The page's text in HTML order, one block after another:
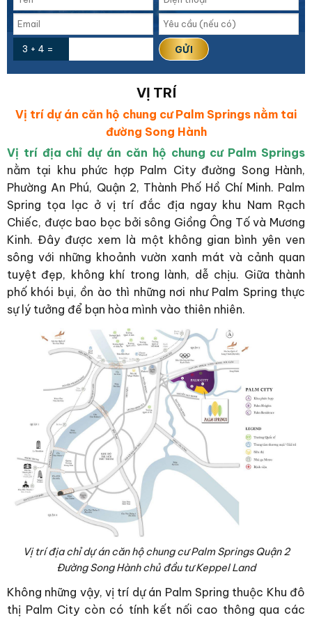
3 + 4 =
VỊ TRÍ
Vị trí dự án căn hộ chung cư Palm Springs nằm tai
đường Song Hành
Vị trí địa chỉ dự án căn hộ chung cư Palm Springs
nằm tại khu phức hợp Palm City đường Song Hành,
Phường An Phú, Quận 2, Thành Phố Hồ Chí Minh. Palm
Spring tọa lạc ở vị trí đắc địa ngay khu Nam Rạch
Chiếc, được bao bọc bởi sông Giồng Ông Tố và Mương
Kinh. Đây được xem là một không gian bình yên ven
sông với những khoảnh vườn xanh mát và cảnh quan
tuyệt đẹp, không khí trong lành, dễ chịu. Giữa thành
phố khói bụi, ồn ào thì những nơi như Palm Spring thực
sự lý tưởng để bạn hòa mình vào thiên nhiên.
Vị trí địa chỉ dự án căn hộ chung cư Palm Springs Quận 2
Đường Song Hành chủ đầu tư Keppel Land
Không những vậy, vị trí dự án Palm Spring thuộc Khu đô
thị Palm City còn có tính kết nối cao thông qua các